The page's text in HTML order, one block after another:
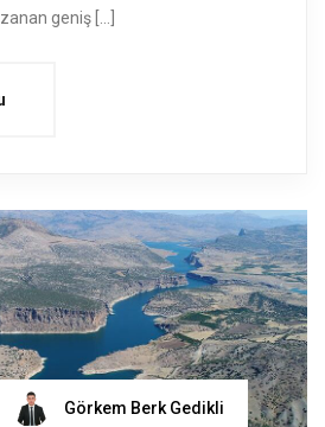
geniş […]
Görkem Berk Gedikli